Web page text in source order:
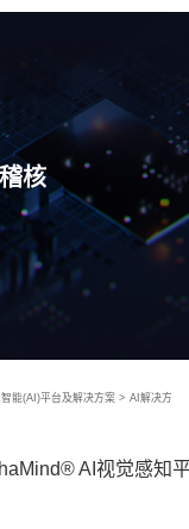
核
能(AI)平台及解决方案 > AI解决方
AI视觉感知